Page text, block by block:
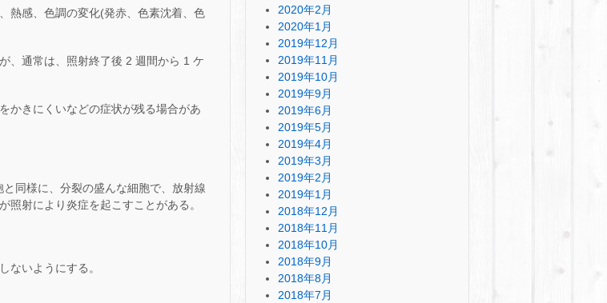
熱感、色調の変化(発赤、色素沈着、色
、通常は、照射終了後 2 週間から 1 ケ
かきにくいなどの症状が残る場合があ
同様に、分裂の盛んな細胞で、放射線
照射により炎症を起こすことがある。
ないようにする。
2020年2月
2020年1月
2019年12月
2019年11月
2019年10月
2019年9月
2019年6月
2019年5月
2019年4月
2019年3月
2019年2月
2019年1月
2018年12月
2018年11月
2018年10月
2018年9月
2018年8月
2018年7月